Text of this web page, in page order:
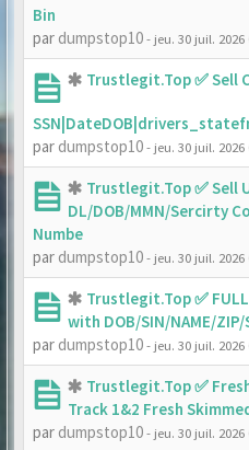
Bin
par dumpstop10- jeu. 30 juil. 2026
Trustlegit.Top ✅ Sell
par dumpstop10- jeu. 30 juil. 2026
Trustlegit.Top ✅ Sell
DL/DOB/MMN/Sercirty
Numbe
par dumpstop10- jeu. 30 juil. 2026
Trustlegit.Top ✅
with DOB/SIN/NAME/
par dumpstop10- jeu. 30 juil. 2026
Trustlegit.Top ✅
Track 1&2 Fresh
par dumpstop10- jeu. 30 juil. 2026